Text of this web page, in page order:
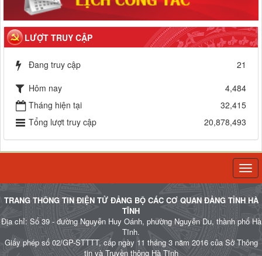
LƯỢT TRUY CẬP
Đang truy cập
21
Hôm nay
4,484
Tháng hiện tại
32,415
Tổng lượt truy cập
20,878,493
TRANG THÔNG TIN ĐIỆN TỬ ĐẢNG BỘ CÁC CƠ QUAN ĐẢNG TỈNH HÀ
TĨNH
Địa chỉ: Số 39 - đường Nguyễn Huy Oánh, phường Nguyễn Du, thành phố Hà
Tĩnh.
Giấy phép số 02/GP-STTTT, cấp ngày 11 tháng 3 năm 2016 của Sở Thông
tin và Truyền thông Hà Tĩnh